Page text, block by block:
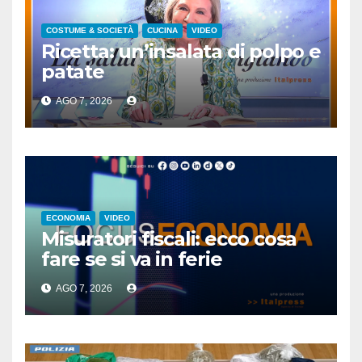
COSTUME & SOCIETÀ CUCINA VIDEO
Ricetta: un’insalata di polpo e
patate
AGO 7, 2026
ECONOMIA VIDEO
Misuratori fiscali: ecco cosa
fare se si va in ferie
AGO 7, 2026